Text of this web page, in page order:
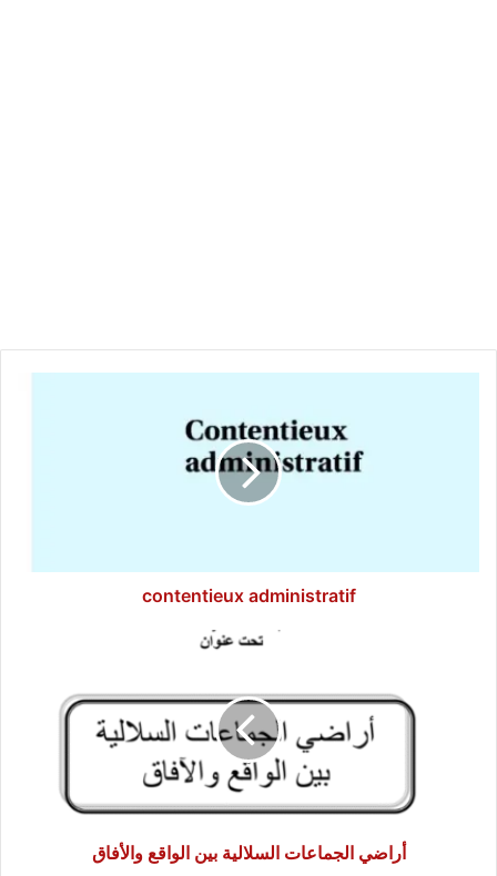
contentieux administratif
أراضي الجماعات السلالية بين الواقع والأفاق